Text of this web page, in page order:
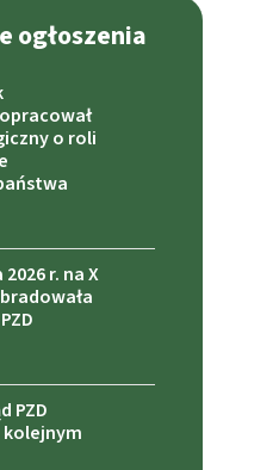
ogłoszenia
o roli
r. na X
PZD
kolejnym